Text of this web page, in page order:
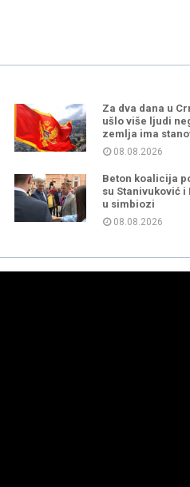
Za dva dana u
ušlo više ljudi
zemlja ima
08.08.2026
Beton koalicija
su Stanivuković i
u simbiozi
08.08.2026